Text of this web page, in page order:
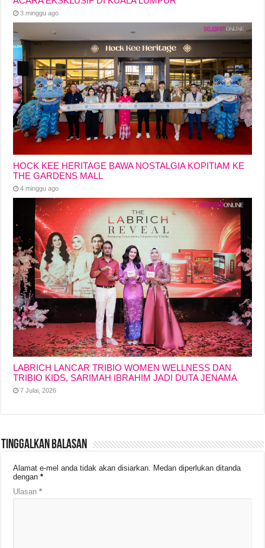
3 minggu ago
HOCK KEE HERITAGE BAWA NOSTALGIA KOPITIAM KE
THE GARDENS MALL
4 minggu ago
LABRICH LANCAR TRIBIO WOMEN WELLNESS DAN
TRIBIO KIDS, SARIMAH IBRAHIM JADI DUTA JENAMA
7 Julai, 2026
Tinggalkan Balasan
Alamat e-mel anda tidak akan disiarkan. Medan diperlukan ditanda
dengan*
Ulasan*